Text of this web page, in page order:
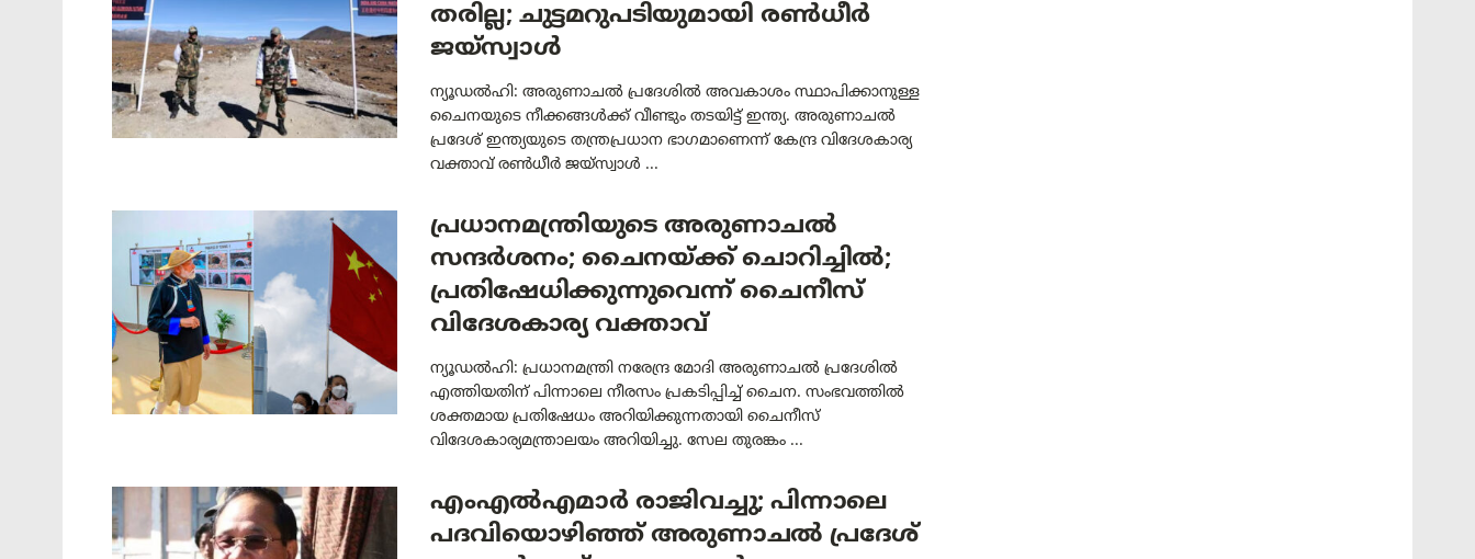
തരില്ല; ചുട്ടമറുപടിയുമായി രൺധീർ
ജയ്‌സ്വാൾ
ന്യൂഡൽഹി: അരുണാചൽ പ്രദേശിൽ അവകാശം സ്ഥാപിക്കാനുള്ള
ചൈനയുടെ നീക്കങ്ങൾക്ക് വീണ്ടും തടയിട്ട് ഇന്ത്യ. അരുണാചൽ
പ്രദേശ് ഇന്ത്യയുടെ തന്ത്രപ്രധാന ഭാഗമാണെന്ന് കേന്ദ്ര വിദേശകാര്യ
വക്താവ് രൺധീർ ജയ്‌സ്വാൾ ...
പ്രധാനമന്ത്രിയുടെ അരുണാചൽ
സന്ദർശനം; ചൈനയ്ക്ക് ചൊറിച്ചിൽ;
പ്രതിഷേധിക്കുന്നുവെന്ന് ചൈനീസ്
വിദേശകാര്യ വക്താവ്
ന്യൂഡൽഹി: പ്രധാനമന്ത്രി നരേന്ദ്ര മോദി അരുണാചൽ പ്രദേശിൽ
എത്തിയതിന് പിന്നാലെ നീരസം പ്രകടിപ്പിച്ച് ചൈന. സംഭവത്തിൽ
ശക്തമായ പ്രതിഷേധം അറിയിക്കുന്നതായി ചൈനീസ്
വിദേശകാര്യമന്ത്രാലയം അറിയിച്ചു. സേല തുരങ്കം ...
എംഎൽഎമാർ രാജിവച്ചു; പിന്നാലെ
പദവിയൊഴിഞ്ഞ് അരുണാചൽ പ്രദേശ്